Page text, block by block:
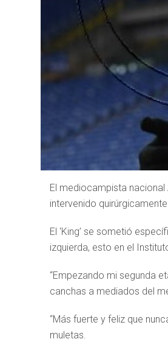
El mediocampista
intervenido
El ‘King’ se sometió
izquierda, esto en el
“Empezando mi segunda
canchas a mediados del
“Más fuerte y feliz que
muletas.